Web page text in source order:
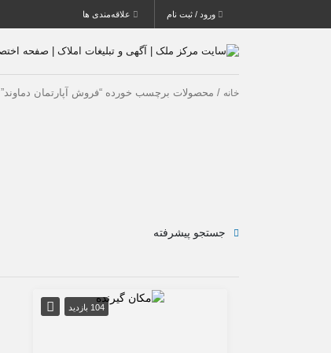
ورود / ثبت نام علاقه‌مندی ها
خانه / محصولات برچسب خورده “فروش آپارتمان دماوند”
جستجو پیشرفته
104 بازدید